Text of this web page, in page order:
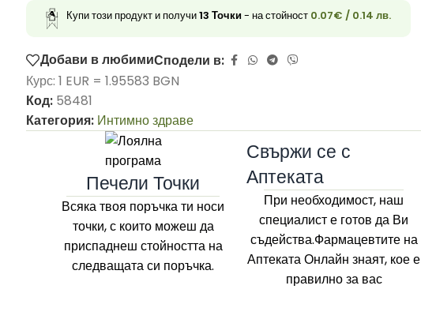
Купи този продукт и получи13 Точки- на стойност 0.07€ / 0.14 лв.
Добави в любимиСподели в:
Курс: 1 EUR = 1.95583 BGN
Код: 58481
Категория: Интимно здраве
Печели Точки
Всяка твоя поръчка ти носи
точки, с които можеш да
приспаднеш стойността на
следващата си поръчка.
Свържи се с
Аптеката
При необходимост, наш
специалист е готов да Ви
съдейства.Фармацевтите на
Аптеката Онлайн знаят, кое е
правилно за вас